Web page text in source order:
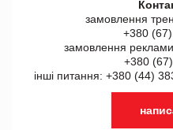
замовлення
+380
замовлення
+380
інші питання: +380 (44)